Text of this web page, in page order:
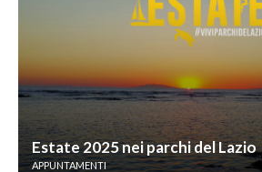
Estate 2025 nei parchi del Lazio
APPUNTAMENTI